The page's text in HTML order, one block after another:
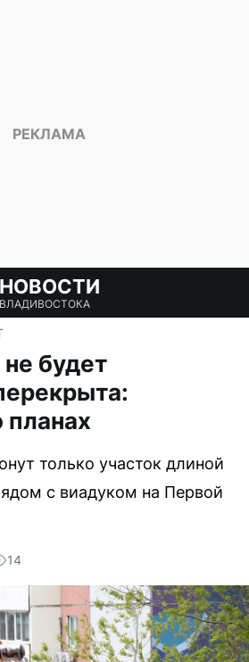
НОВОСТИ
ВЛАДИВОСТОКА
будет
планах
только участок длиной
с виадуком на Первой
14